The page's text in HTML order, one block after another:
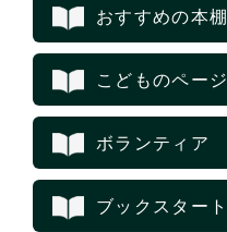
おすすめの本棚
こどものページ
ボランティア
ブックスタート